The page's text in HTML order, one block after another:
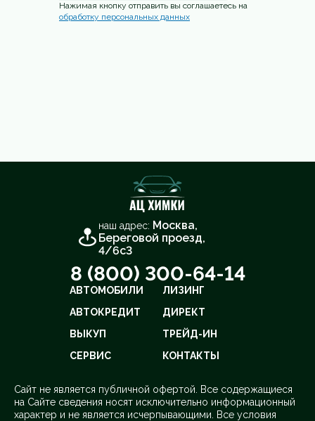
Нажимая кнопку отправить вы соглашаетесь на
обработку персональных данных
наш адрес: Москва,
Береговой проезд,
4/6с3
8 (800) 300-64-14
АВТОМОБИЛИ
ЛИЗИНГ
АВТОКРЕДИТ
ДИРЕКТ
ВЫКУП
ТРЕЙД-ИН
СЕРВИС
КОНТАКТЫ
Cайт не является публичной офертой. Все содержащиеся
на Сайте сведения носят исключительно информационный
характер и не является исчерпывающими. Все условия